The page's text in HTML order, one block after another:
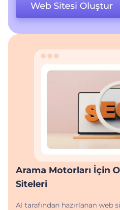
Web Sitesi Oluştur
Arama Motorları İçin
Siteleri
AI tarafından hazırlanan web